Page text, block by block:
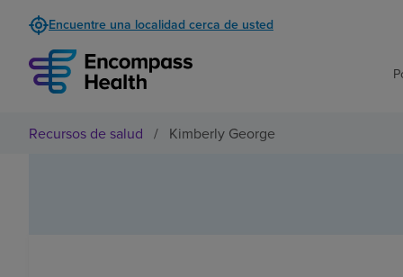
Encuentre una localidad cerca de usted
Recursos de salud / Kimberly George